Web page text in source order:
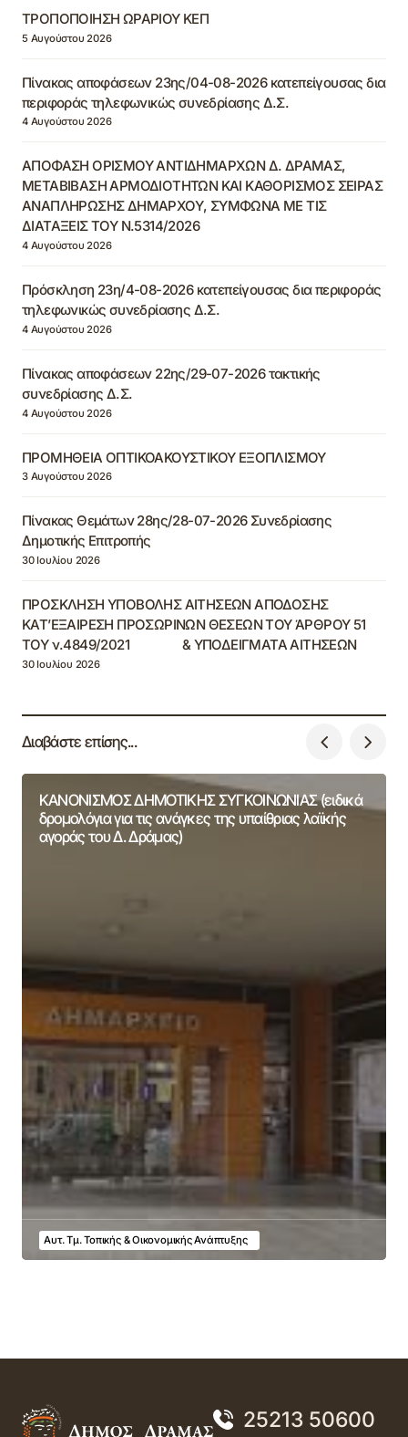
ΤΡΟΠΟΠΟΙΗΣΗ ΩΡΑΡΙΟΥ ΚΕΠ
5 Αυγούστου 2026
Πίνακας αποφάσεων 23ης/04-08-2026 κατεπείγουσας δια
περιφοράς τηλεφωνικώς συνεδρίασης Δ.Σ.
4 Αυγούστου 2026
ΑΠΟΦΑΣΗ ΟΡΙΣΜΟΥ ΑΝΤΙΔΗΜΑΡΧΩΝ Δ. ΔΡΑΜΑΣ,
ΜΕΤΑΒΙΒΑΣΗ ΑΡΜΟΔΙΟΤΗΤΩΝ ΚΑΙ ΚΑΘΟΡΙΣΜΟΣ ΣΕΙΡΑΣ
ΑΝΑΠΛΗΡΩΣΗΣ ΔΗΜΑΡΧΟΥ, ΣΥΜΦΩΝΑ ΜΕ ΤΙΣ
ΔΙΑΤΑΞΕΙΣ ΤΟΥ Ν.5314/2026
4 Αυγούστου 2026
Πρόσκληση 23η/4-08-2026 κατεπείγουσας δια περιφοράς
τηλεφωνικώς συνεδρίασης Δ.Σ.
4 Αυγούστου 2026
Πίνακας αποφάσεων 22ης/29-07-2026 τακτικής
συνεδρίασης Δ.Σ.
4 Αυγούστου 2026
ΠΡΟΜΗΘΕΙΑ ΟΠΤΙΚΟΑΚΟΥΣΤΙΚΟΥ ΕΞΟΠΛΙΣΜΟΥ
3 Αυγούστου 2026
Πίνακας Θεμάτων 28ης/28-07-2026 Συνεδρίασης
Δημοτικής Επιτροπής
30 Ιουλίου 2026
ΠΡΟΣΚΛΗΣΗ ΥΠΟΒΟΛΗΣ ΑΙΤΗΣΕΩΝ ΑΠΟΔΟΣΗΣ
ΚΑΤ’ΕΞΑΙΡΕΣΗ ΠΡΟΣΩΡΙΝΩΝ ΘΕΣΕΩΝ ΤΟΥ ΆΡΘΡΟΥ 51
ΤΟΥ ν.4849/2021 & ΥΠΟΔΕΙΓΜΑΤΑ ΑΙΤΗΣΕΩΝ
30 Ιουλίου 2026
Διαβάστε επίσης...
ΚΑΝΟΝΙΣΜΟΣ ΔΗΜΟΤΙΚΗΣ ΣΥΓΚΟΙΝΩΝΙΑΣ (ειδικά
δρομολόγια για τις ανάγκες της υπαίθριας λαϊκής
αγοράς του Δ. Δράμας)
Αυτ. Τμ. Τοπικής & Οικονομικής Ανάπτυξης
25213 50600